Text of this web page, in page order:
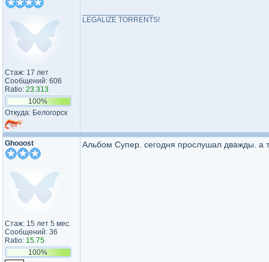
Стаж: 17 лет
Сообщений: 606
Ratio: 23.313
100%
Откуда: Белогорск
LEGALIZE TORRENTS!
Ghooost
Стаж: 15 лет 5 мес.
Сообщений: 36
Ratio: 15.75
100%
Альбом Супер. сегодня прослушал дважды. а